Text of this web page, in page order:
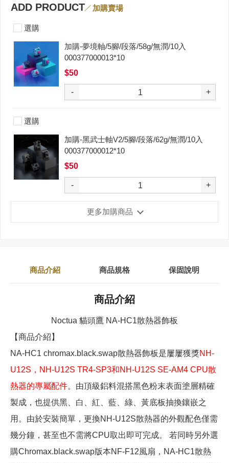
ADD PRODUCT 加購賣場
選購
加購-夢境軸/5腳/段落/58g/無潤/10入
000377000013*10
$50
- +
選購
加購-黑武士軸V2/5腳/段落/62g/無潤/10入
000377000012*10
$50
- +
更多加購商品
商品介紹 商品規格 保固說明
商品介紹
Noctua 貓頭鷹 NA-HC1散熱器飾板
【商品介紹】
NA-HC1 chromax.black.swap散熱器飾板是屢屢獲獎NH-
U12S，NH-U12S TR4-SP3和NH-U12S SE-AM4 CPU散
熱器的專屬配件。由頂級鋁料混搭黑色粉末表面塗層精確
製成，也提供黑、白、紅、藍、綠、黃底板抽換鑲嵌之
用。由於安裝簡單，更換NH-U12S散熱器的外觀配色僅需
幾分鐘，甚至也不需將CPU取出即可完成。 若同時另外選
購Chromax.black.swap版本NF-F12風扇，NA-HC1散熱